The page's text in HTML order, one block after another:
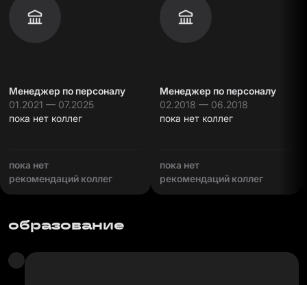
Менеджер по персоналу
01.2021 — 07.2025
пока нет коллег
пока нет
рекомендаций коллег
Менеджер по персоналу
02.2018 — 06.2018
пока нет коллег
пока нет
рекомендаций коллег
образование